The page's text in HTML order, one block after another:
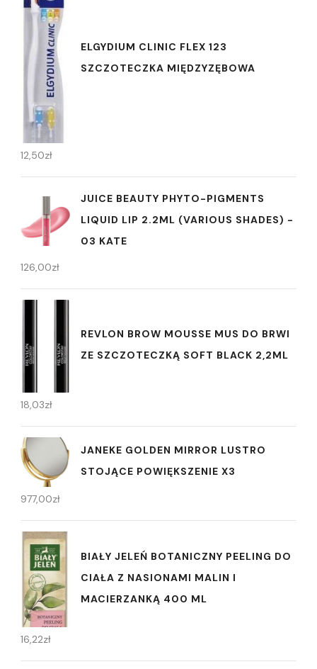
ELGYDIUM CLINIC FLEX 123
SZCZOTECZKA MIĘDZYZĘBOWA
12,50zł
JUICE BEAUTY PHYTO-PIGMENTS
LIQUID LIP 2.2ML (VARIOUS SHADES) -
03 KATE
126,00zł
REVLON BROW MOUSSE MUS DO BRWI
ZE SZCZOTECZKĄ SOFT BLACK 2,2ML
18,03zł
JANEKE GOLDEN MIRROR LUSTRO
STOJĄCE POWIĘKSZENIE X3
977,00zł
BIAŁY JELEŃ BOTANICZNY PEELING DO
CIAŁA Z NASIONAMI MALIN I
MACIERZANKĄ 400 ML
16,22zł